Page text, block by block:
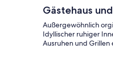
Gästehaus
Außergewöhnlich
Idyllischer ruhiger
Ausruhen und Grillen